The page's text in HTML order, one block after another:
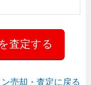
売却・査定に戻る